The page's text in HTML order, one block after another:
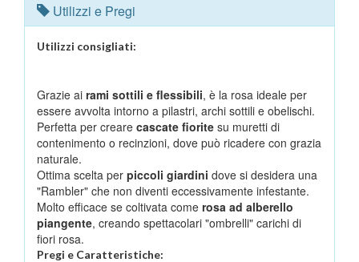
Utilizzi e Pregi
Utilizzi consigliati:
Grazie ai rami sottili e flessibili, è la rosa ideale per
essere avvolta intorno a pilastri, archi sottili e obelischi.
Perfetta per creare cascate fiorite su muretti di
contenimento o recinzioni, dove può ricadere con grazia
naturale.
Ottima scelta per piccoli giardini dove si desidera una
"Rambler" che non diventi eccessivamente infestante.
Molto efficace se coltivata come rosa ad alberello
piangente, creando spettacolari "ombrelli" carichi di
fiori rosa.
Pregi e Caratteristiche: